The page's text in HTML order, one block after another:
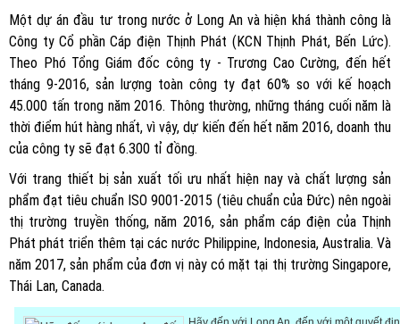
Một dự án đầu tư trong nước ở Long An và hiện khá thành công là
Công ty Cổ phần Cáp điện Thịnh Phát (KCN Thịnh Phát, Bến Lức).
Theo Phó Tổng Giám đốc công ty - Trương Cao Cường, đến hết
tháng 9-2016, sản lượng toàn công ty đạt 60% so với kế hoạch
45.000 tấn trong năm 2016. Thông thường, những tháng cuối năm là
thời điểm hút hàng nhất, vì vậy, dự kiến đến hết năm 2016, doanh thu
của công ty sẽ đạt 6.300 tỉ đồng.
Với trang thiết bị sản xuất tối ưu nhất hiện nay và chất lượng sản
phẩm đạt tiêu chuẩn ISO 9001-2015 (tiêu chuẩn của Đức) nên ngoài
thị trường truyền thống, năm 2016, sản phẩm cáp điện của Thịnh
Phát phát triển thêm tại các nước Philippine, Indonesia, Australia. Và
năm 2017, sản phẩm của đơn vị này có mặt tại thị trường Singapore,
Thái Lan, Canada.